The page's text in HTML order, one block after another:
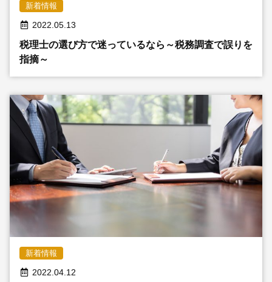
新着情報
2022.05.13
税理士の選び方で迷っているなら～税務調査で誤りを
指摘～
新着情報
2022.04.12